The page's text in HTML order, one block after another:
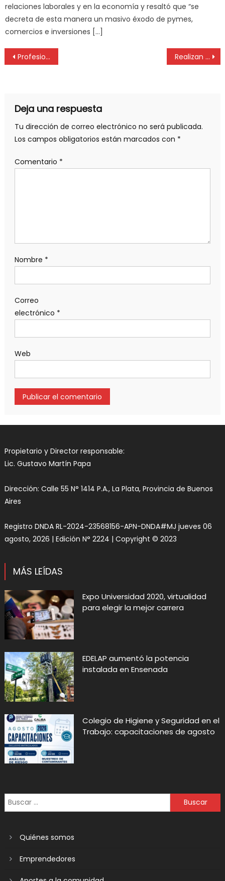
relaciones laborales y en la economía y resaltó que “se
decreta de esta manera un masivo éxodo de pymes,
comercios e inversiones […]
Profesionales de la Higiene y Seguridad visitaron la refinería Axion Energy Realizan encuesta sobre movilidad y accesibilidad en La Plata
Deja una respuesta
Tu dirección de correo electrónico no será publicada.
Los campos obligatorios están marcados con *
Comentario *
Nombre *
Correo
electrónico *
Web
Propietario y Director responsable:
Lic. Gustavo Martín Papa
Dirección: Calle 55 N° 1414 P.A., La Plata, Provincia de Buenos
Aires
Registro DNDA RL-2024-23568156-APN-DNDA#MJ jueves 06
agosto, 2026 | Edición N° 2224 | Copyright © 2023
MÁS LEÍDAS
Expo Universidad 2020, virtualidad
para elegir la mejor carrera
EDELAP aumentó la potencia
instalada en Ensenada
Colegio de Higiene y Seguridad en el
Trabajo: capacitaciones de agosto
Quiénes somos
Emprendedores